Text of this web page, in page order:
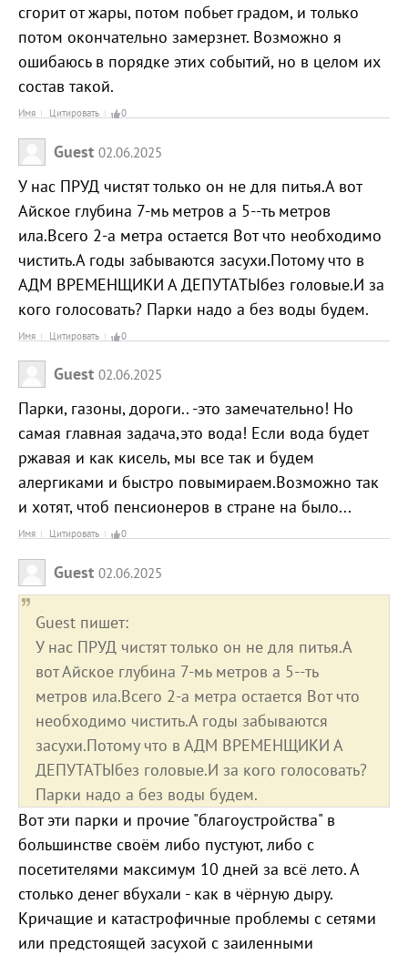
сгорит от жары, потом побьет градом, и только
потом окончательно замерзнет. Возможно я
ошибаюсь в порядке этих событий, но в целом их
состав такой.
Имя Цитировать 0
Guest 02.06.2025
У нас ПРУД чистят только он не для питья.А вот
Айское глубина 7-мь метров а 5--ть метров
ила.Всего 2-а метра остается Вот что необходимо
чистить.А годы забываются засухи.Потому что в
АДМ ВРЕМЕНЩИКИ А ДЕПУТАТЫбез головые.И за
кого голосовать? Парки надо а без воды будем.
Имя Цитировать 0
Guest 02.06.2025
Парки, газоны, дороги.. -это замечательно! Но
самая главная задача,это вода! Если вода будет
ржавая и как кисель, мы все так и будем
алергиками и быстро повымираем.Возможно так
и хотят, чтоб пенсионеров в стране на было...
Имя Цитировать 0
Guest 02.06.2025
Guest пишет:
У нас ПРУД чистят только он не для питья.А
вот Айское глубина 7-мь метров а 5--ть
метров ила.Всего 2-а метра остается Вот что
необходимо чистить.А годы забываются
засухи.Потому что в АДМ ВРЕМЕНЩИКИ А
ДЕПУТАТЫбез головые.И за кого голосовать?
Парки надо а без воды будем.
Вот эти парки и прочие "благоустройства" в
большинстве своём либо пустуют, либо с
посетителями максимум 10 дней за всё лето. А
столько денег вбухали - как в чёрную дыру.
Кричащие и катастрофичные проблемы с сетями
или предстоящей засухой с заиленными